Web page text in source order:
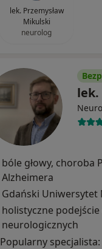
lek. Przemysław
Mikulski
neurolog
lek.
bóle głowy, choroba
Alzheimera
Gdański Uniwersytet
holistyczne
neurologicznych
Popularny